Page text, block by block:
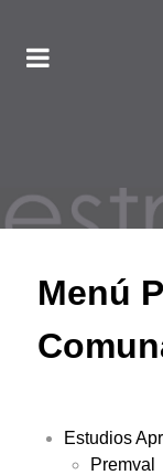
Menú
Estudios
Premval